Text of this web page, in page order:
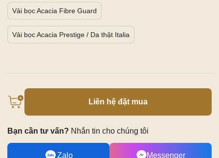
Vải bọc Acacia Fibre Guard
Vải bọc Acacia Prestige / Da thật Italia
Liên hệ đặt mua
Bạn cần tư vấn? Nhắn tin cho chúng tôi
Zalo Messenger